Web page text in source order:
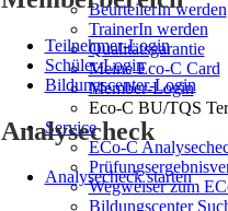
BeurteilerIn werden
TrainerIn werden
Qualitätsgarantie
Meine Eco-C Card
Member-Login
Eco-C BU/TQS
Service
ECo-C
Wegweiser zum
Bildungscenter
Teilnehmer-Login
Schüler-Login
Bildungscenter-Login
Analysecheck
Analysecheck starten